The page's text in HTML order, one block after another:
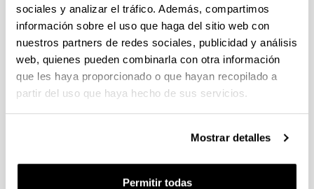
sociales y analizar el tráfico. Además, compartimos
información sobre el uso que haga del sitio web con
nuestros partners de redes sociales, publicidad y análisis
web, quienes pueden combinarla con otra información
que les haya proporcionado o que hayan recopilado a
partir del uso que haya hecho de sus servicios.
Mostrar detalles
Permitir todas
alcance una formación universitaria integral y que
tenga contacto con la realidad profesional antes de
terminar sus estudios. Está dirigido, principalmente,
al alumnado de último curso y también permite que
realices el Trabajo Fin de Grado participando en un
proyecto real propuesto por la empresa.
te ofrecemos en el Grado en Ingeniería de Energías